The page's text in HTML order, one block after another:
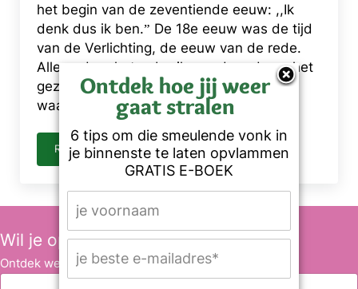
het begin van de zeventiende eeuw: ,,Ik
denk dus ik ben.” De 18e eeuw was de tijd
van de Verlichting, de eeuw van de rede.
Alleen door het gebruik van de rede en het
gezonde verstand komt men tot
waarheid.De rede …
READ MOREMINDER BRAAF, MEER JIJ
Wil je op de hoogte blijven?
Ontdek wekelijks leuke anekdotes en tips.
Ontdek hoe jij weer
gaat stralen
6 tips om die smeulende vonk in
je binnenste te laten opvlammen
GRATIS E-BOEK